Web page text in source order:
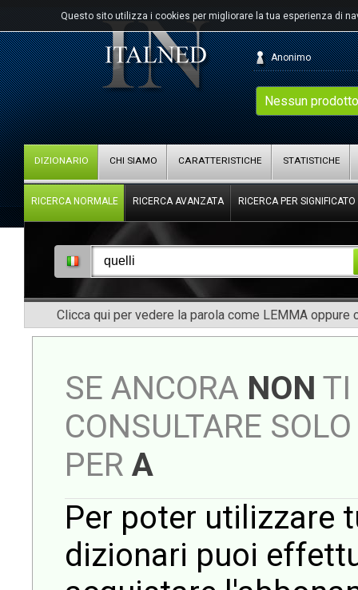
Questo sito utilizza i cookies per migliorare la tua esperienza di
Nessun
Anonimo
DIZIONARIO CHI SIAMO CARATTERISTICHE STATISTICHE
RICERCA NORMALE RICERCA AVANZATA RICERCA PER SIGNIFICATO
Clicca qui per vedere la parola come LEMMA oppure
SE ANCORA NON TI
CONSULTARE
PER A
Per poter utilizzare
dizionari puoi